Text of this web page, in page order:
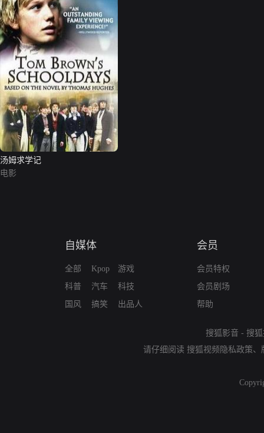
汤姆求学记
电影
自媒体
全部
科普
国风
Kpop
汽车
搞笑
游戏
科技
出品人
会员
会员特权
会员剧场
帮助
搜狐影音 - 搜
请仔细阅读 搜狐视频隐私政策、